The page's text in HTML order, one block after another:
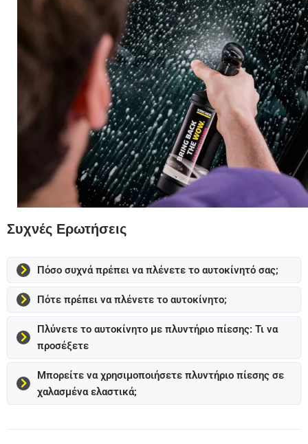
Συχνές Ερωτήσεις
Πόσο συχνά πρέπει να πλένετε το αυτοκίνητό σας;
Πότε πρέπει να πλένετε το αυτοκίνητο;
Πλύνετε το αυτοκίνητο με πλυντήριο πίεσης: Τι να
προσέξετε
Μπορείτε να χρησιμοποιήσετε πλυντήριο πίεσης σε
χαλασμένα ελαστικά;